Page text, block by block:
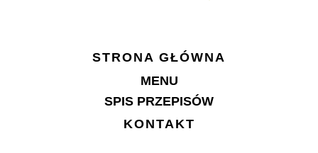
STRONA GŁÓWNA
MENU
SPIS PRZEPISÓW
KONTAKT